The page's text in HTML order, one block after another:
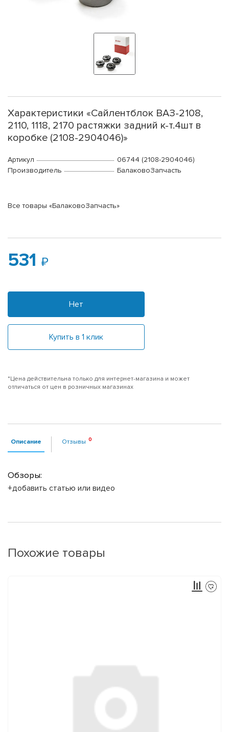
Характеристики «Сайлентблок ВАЗ-2108,
2110, 1118, 2170 растяжки задний к-т.4шт в
коробке (2108-2904046)»
Артикул
06744 (2108-2904046)
Производитель
БалаковоЗапчасть
Все товары «БалаковоЗапчасть»
531
Нет
Купить в 1 клик
*Цена действительна только для интернет-магазина и может
отличаться от цен в розничных магазинах
Описание Отзывы
Обзоры:
+добавить статью или видео
Похожие товары